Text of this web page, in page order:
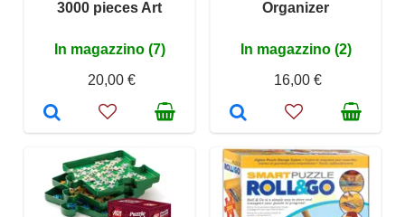
3000 pieces Art
In magazzino (7)
20,00 €
Organizer
In magazzino (2)
16,00 €